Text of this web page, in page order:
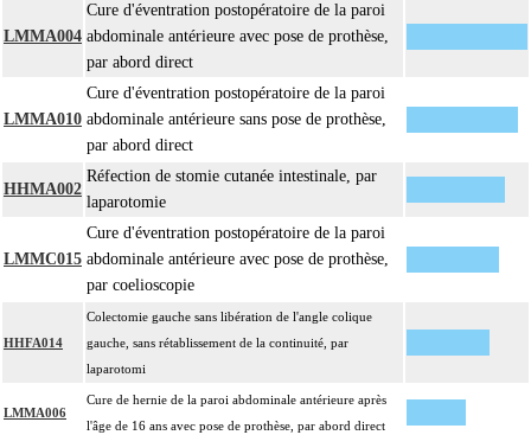
LMMA004
Cure d'éventration postopératoire de la paroi
abdominale antérieure avec pose de prothèse,
par abord direct
LMMA010
Cure d'éventration postopératoire de la paroi
abdominale antérieure sans pose de prothèse,
par abord direct
HHMA002
Réfection de stomie cutanée intestinale, par
laparotomie
LMMC015
Cure d'éventration postopératoire de la paroi
abdominale antérieure avec pose de prothèse,
par coelioscopie
HHFA014
Colectomie gauche sans libération de l'angle colique
gauche, sans rétablissement de la continuité, par
laparotomi
LMMA006
Cure de hernie de la paroi abdominale antérieure après
l'âge de 16 ans avec pose de prothèse, par abord direct